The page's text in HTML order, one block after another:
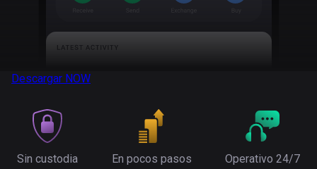
Descargar NOW
Sin custodia En pocos pasos Operativo 24/7